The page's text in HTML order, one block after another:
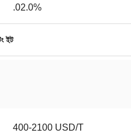
.02.0%
ইট
400-2100 USD/T